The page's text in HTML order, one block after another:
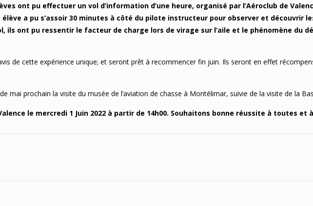
ont pu effectuer un vol d’information d’une heure, organisé par l’Aéroclub de
élève a pu s’assoir 30 minutes à côté du pilote instructeur pour observer et découvrir
ils ont pu ressentir le facteur de charge lors de virage sur l’aile et le phénomène du
de cette expérience unique; et seront prêt à recommencer fin juin. Ils seront en effet
mai prochain la visite du musée de l’aviation de chasse à Montélimar, suivie de la visite de la
le mercredi 1 Juin 2022 à partir de 14h00. Souhaitons bonne réussite à toutes et